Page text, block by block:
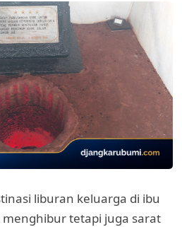
liburan keluarga di ibu
tetapi juga sarat